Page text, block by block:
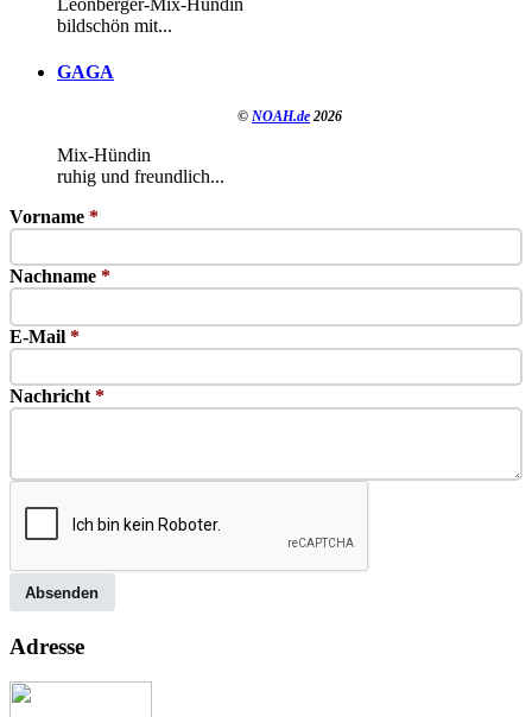
bildschön mit...
GAGA
© NOAH.de 2026
Mix-Hündin
ruhig und freundlich...
Vorname *
Nachname *
E-Mail *
Nachricht *
Absenden
Adresse